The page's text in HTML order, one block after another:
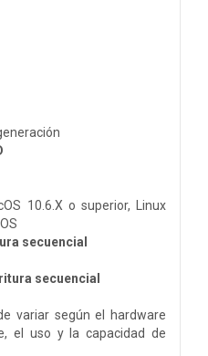
10.6.X o superior, Linux
secuencial
secuencial
variar según el hardware
el uso y la capacidad de